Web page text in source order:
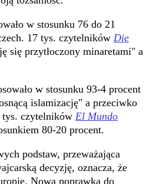
w stosunku 76 do 21
17 tys. czytelników Die
się przytłoczony minaretami" a
w stosunku 93-4 procent
islamizację" a przeciwko
czytelników El Mundo
80-20 procent.
podstaw, przeważająca
decyzję, oznacza, że
Nowa poprawka do